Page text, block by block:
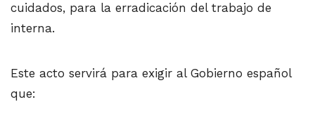
cuidados, para la erradicación del trabajo de
interna.
Este acto servirá para exigir al Gobierno español
que: